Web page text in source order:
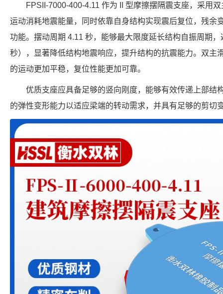
FPSII-7000-400-4.11 作为 II 型摩擦摆隔震支座，采用
运动消耗地震能量，同时依靠自身结构实现震后复位，残余
功能。摆动周期 4.11 秒，能够最大限度延长结构自振周期
秒），显著降低结构地震响应，提升结构的抗震能力。双主
的运动更加平稳，复位性能更加可靠。
优质支座应具备足够的竖向刚度，能够有效传递上部结
的弹性变形能力以适应梁端的转动需求，并具有足够的剪切